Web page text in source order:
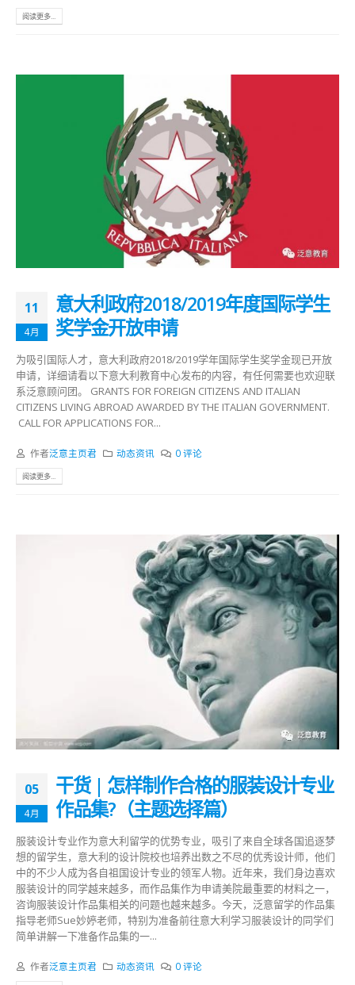
阅读更多...
11
4月
意大利政府2018/2019年度国际学生
奖学金开放申请
为吸引国际人才，意大利政府2018/2019学年国际学生奖学金现已开放
申请，详细请看以下意大利教育中心发布的内容，有任何需要也欢迎联
系泛意顾问团。 GRANTS FOR FOREIGN CITIZENS AND ITALIAN
CITIZENS LIVING ABROAD AWARDED BY THE ITALIAN GOVERNMENT.
CALL FOR APPLICATIONS FOR...
作者泛意主页君 动态资讯 0 评论
阅读更多...
05
4月
干货 | 怎样制作合格的服装设计专业
作品集?（主题选择篇）
服装设计专业作为意大利留学的优势专业，吸引了来自全球各国追逐梦
想的留学生，意大利的设计院校也培养出数之不尽的优秀设计师，他们
中的不少人成为各自祖国设计专业的领军人物。近年来，我们身边喜欢
服装设计的同学越来越多，而作品集作为申请美院最重要的材料之一，
咨询服装设计作品集相关的问题也越来越多。今天，泛意留学的作品集
指导老师Sue妙婷老师，特别为准备前往意大利学习服装设计的同学们
简单讲解一下准备作品集的一...
作者泛意主页君 动态资讯 0 评论